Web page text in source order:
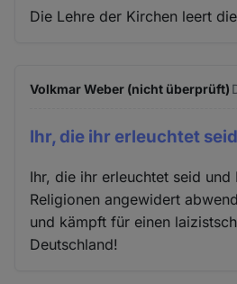
Die Lehre der Kirchen leert
Volkmar Weber (nicht überprüft)
Ihr, die ihr erleuchtet seid
Ihr, die ihr erleuchtet seid und
Religionen angewidert
und kämpft für einen
Deutschland!